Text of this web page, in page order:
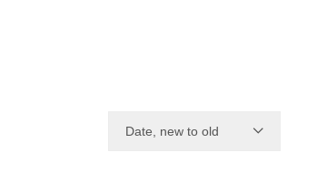
Date, new to old